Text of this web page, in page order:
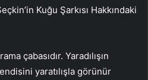
Kuğu Şarkısı Hakkındaki
çabasıdır. Yaradılışın
yaratılışla görünür